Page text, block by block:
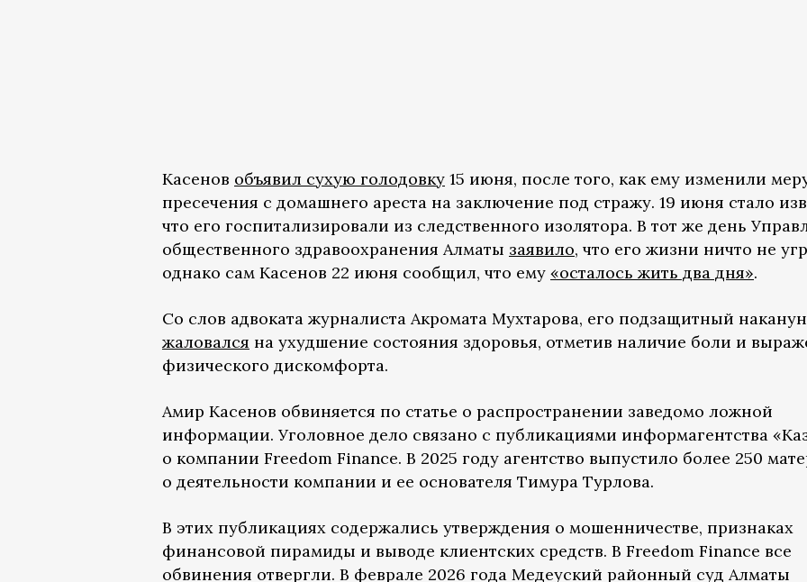
Касенов объявил сухую голодовку 15 июня, после того, как ему изменили
пресечения с домашнего ареста на заключение под стражу. 19 июня стало
что его госпитализировали из следственного изолятора. В тот же день
общественного здравоохранения Алматы заявило, что его жизни ничто не
однако сам Касенов 22 июня сообщил, что ему «осталось жить два дня».
Со слов адвоката журналиста Акромата Мухтарова, его подзащитный
жаловался на ухудшение состояния здоровья, отметив наличие боли и
физического дискомфорта.
Амир Касенов обвиняется по статье о распространении заведомо ложной
информации. Уголовное дело связано с публикациями информагентства
о компании Freedom Finance. В 2025 году агентство выпустило более 250
о деятельности компании и ее основателя Тимура Турлова.
В этих публикациях содержались утверждения о мошенничестве, признаках
финансовой пирамиды и выводе клиентских средств. В Freedom Finance все
обвинения отвергли. В феврале 2026 года Медеуский районный суд Алматы